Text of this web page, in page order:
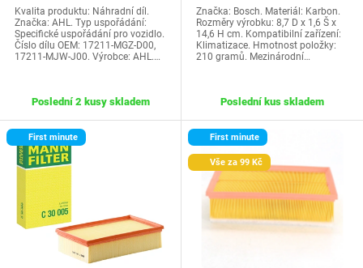
Kvalita produktu: Náhradní díl.
Značka: AHL. Typ uspořádání:
Specifické uspořádání pro vozidlo.
Číslo dílu OEM: 17211-MGZ-D00,
17211-MJW-J00. Výrobce: AHL.…
Poslední 2 kusy skladem
Značka: Bosch. Materiál: Karbon.
Rozměry výrobku: 8,7 D x 1,6 Š x
14,6 H cm. Kompatibilní zařízení:
Klimatizace. Hmotnost položky:
210 gramů. Mezinárodní…
Poslední kus skladem
First minute First minute
Vše za 99 Kč